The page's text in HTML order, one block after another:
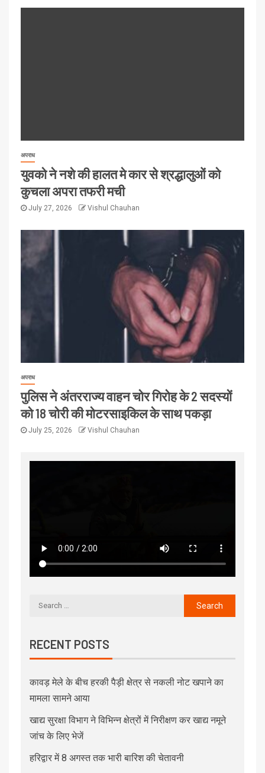
अपराध
युवको ने नशे की हालत मे कार से श्रद्धालुओं को
कुचला अपरा तफरी मची
July 27, 2026 Vishul Chauhan
अपराध
पुलिस ने अंतरराज्य वाहन चोर गिरोह के 2 सदस्यों
को 18 चोरी की मोटरसाइकिल के साथ पकड़ा
July 25, 2026 Vishul Chauhan
RECENT POSTS
कावड़ मेले के बीच हरकी पैड़ी क्षेत्र से नकली नोट खपाने का
मामला सामने आया
खाद्य सुरक्षा विभाग ने विभिन्न क्षेत्रों में निरीक्षण कर खाद्य नमूने
जांच के लिए भेजें
हरिद्वार में 8 अगस्त तक भारी बारिश की चेतावनी